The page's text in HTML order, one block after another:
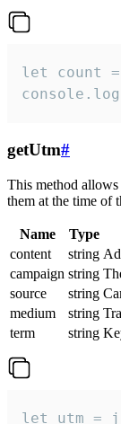
let count =
getUtm#
This method
them at the time of
Name Type
content
string
campaign string
source
string
medium
string
term
string
let utm =